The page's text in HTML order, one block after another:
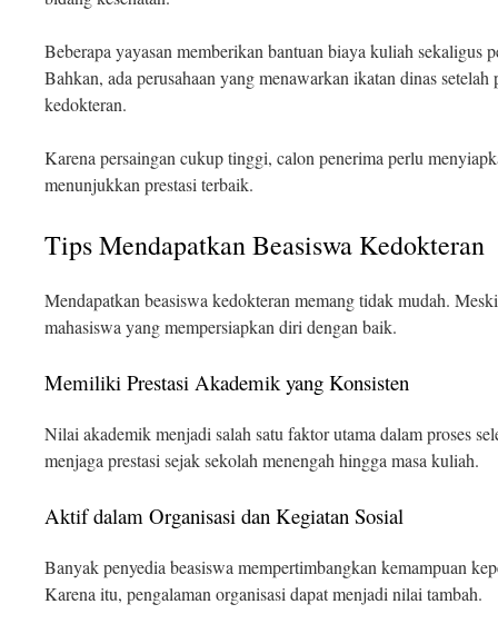
Beberapa yayasan memberikan bantuan biaya kuliah sekaligus
Bahkan, ada perusahaan yang menawarkan ikatan dinas
kedokteran.
Karena persaingan cukup tinggi, calon penerima perlu
menunjukkan prestasi terbaik.
Tips Mendapatkan Beasiswa Kedokteran
Mendapatkan beasiswa kedokteran memang tidak mudah.
mahasiswa yang mempersiapkan diri dengan baik.
Memiliki Prestasi Akademik yang Konsisten
Nilai akademik menjadi salah satu faktor utama dalam proses
menjaga prestasi sejak sekolah menengah hingga masa kuliah.
Aktif dalam Organisasi dan Kegiatan Sosial
Banyak penyedia beasiswa mempertimbangkan kemampuan
Karena itu, pengalaman organisasi dapat menjadi nilai tambah.